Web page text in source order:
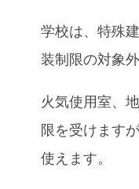
学校は、特殊
装制限の対象外
火気使用室、
限を受けます
使えます。